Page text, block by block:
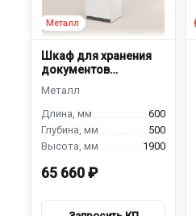
Шкаф для хранения
документов
600
500
1900
65 660 ₽